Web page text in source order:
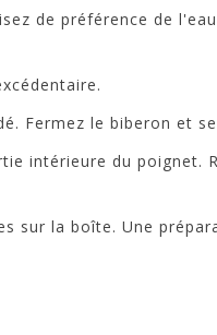
de préférence de
Fermez le biberon et
intérieure du
sur la boîte. Une